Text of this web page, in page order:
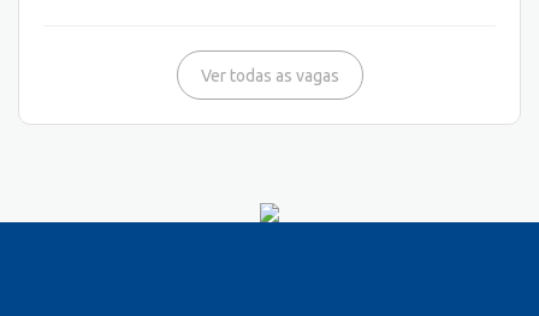
Ver todas as vagas